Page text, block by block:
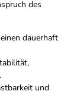
des
dauerhaft
und